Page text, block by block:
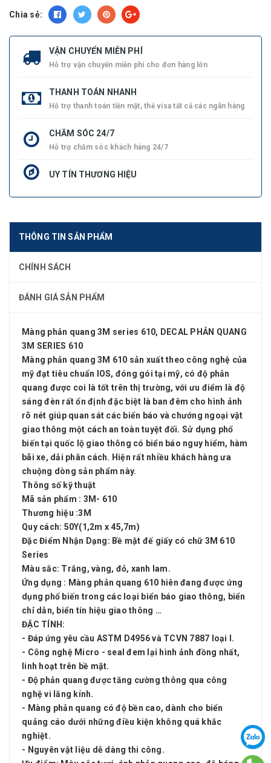
Chia sẻ:
VẬN CHUYỂN MIỄN PHÍ
Hỗ trợ vận chuyển miễn phí cho đơn hàng lớn
THANH TOÁN NHANH
Hỗ trợ thanh toán tiền mặt, thẻ visa tất cả các ngân hàng
CHĂM SÓC 24/7
Hỗ trợ chăm sóc khách hàng 24/7
UY TÍN THƯƠNG HIỆU
THÔNG TIN SẢN PHẨM
CHÍNH SÁCH
ĐÁNH GIÁ SẢN PHẨM
Màng phản quang 3M series 610, DECAL PHẢN QUANG
3M SERIES 610
Màng phản quang 3M 610 sản xuất theo công nghệ của
mỹ đạt tiêu chuẩn IOS, đóng gói tại mỹ, có độ phản
quang được coi là tốt trên thị trường, với ưu điểm là độ
sáng đèn rất ổn định đặc biệt là ban đêm cho hình ảnh
rõ nét giúp quan sát các biển báo và chướng ngoại vật
giao thông một cách an toàn tuyệt đối. Sử dụng phổ
biến tại quốc lộ giao thông có biển báo nguy hiểm, hàm
bãi xe, dải phân cách. Hiện rất nhiều khách hàng ưa
chuộng dòng sản phẩm này.
Thông số kỹ thuật
Mã sản phẩm : 3M- 610
Thương hiệu :3M
Quy cách: 50Y(1,2m x 45,7m)
Đặc Điểm Nhận Dạng: Bề mặt đế giấy có chữ 3M 610
Series
Màu sắc: Trắng, vàng, đỏ, xanh lam.
Ứng dụng : Màng phản quang 610 hiên đang được ứng
dụng phổ biến trong các loại biển báo giao thông, biển
chỉ dẫn, biển tín hiệu giao thông …
ĐẶC TÍNH:
- Đáp ứng yêu cầu ASTM D4956 và TCVN 7887 loại I.
- Công nghệ Micro - seal đem lại hình ảnh đồng nhất,
linh hoạt trên bề mặt.
- Độ phản quang được tăng cường thông qua công
nghệ vi lăng kính.
- Màng phản quang có độ bền cao, dành cho biển
quảng cáo dưới những điều kiện không quá khắc
nghiệt.
- Nguyên vật liệu dễ dàng thi công.